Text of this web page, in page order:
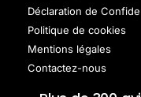
Déclaration de
Politique de cookies
Mentions légales
Contactez-nous